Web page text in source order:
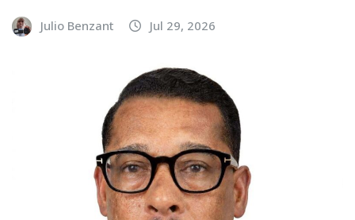
Julio Benzant Jul 29, 2026